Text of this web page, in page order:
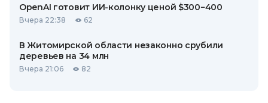
OpenAI готовит ИИ-колонку ценой $300−400
Вчера 22:38 62
В Житомирской области незаконно срубили
деревьев на 34 млн
Вчера 21:06 82